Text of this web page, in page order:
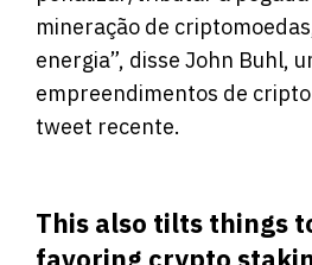
mineração de
energia”, disse John Buhl,
empreendimentos de
tweet recente.
This also tilts things